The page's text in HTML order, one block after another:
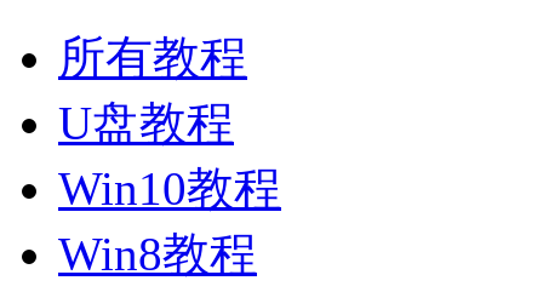
所有教程
U盘教程
Win10教程
Win8教程